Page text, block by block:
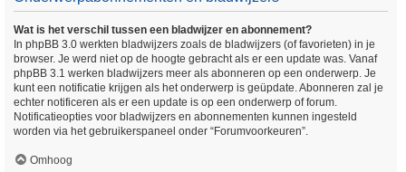
Wat is het verschil tussen een bladwijzer en abonnement?
In phpBB 3.0 werkten bladwijzers zoals de bladwijzers (of favorieten) in je
browser. Je werd niet op de hoogte gebracht als er een update was. Vanaf
phpBB 3.1 werken bladwijzers meer als abonneren op een onderwerp. Je
kunt een notificatie krijgen als het onderwerp is geüpdate. Abonneren zal je
echter notificeren als er een update is op een onderwerp of forum.
Notificatieopties voor bladwijzers en abonnementen kunnen ingesteld
worden via het gebruikerspaneel onder “Forumvoorkeuren”.
Omhoog